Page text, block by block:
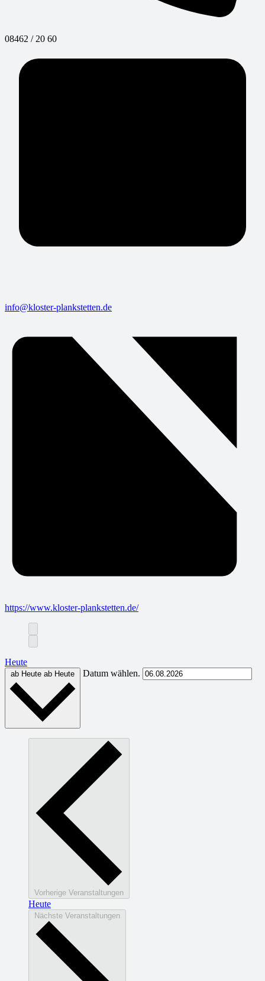
08462 / 20 60
info@kloster-plankstetten.de
https://www.kloster-plankstetten.de/
Heute
ab Heute ab Heute Datum wählen.
Vorherige Veranstaltungen
Heute
Nächste Veranstaltungen